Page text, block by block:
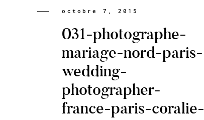
octobre 7, 2015
031-photographe-
mariage-nord-paris-
wedding-
photographer-
france-paris-coralie-